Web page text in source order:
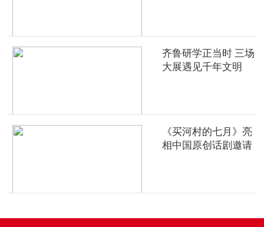
齐鲁研学正当时 三场
大展遇见千年文明
《买河村的七月》亮
相中国原创话剧邀请